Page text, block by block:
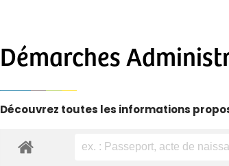
Démarches
Découvrez toutes les informations